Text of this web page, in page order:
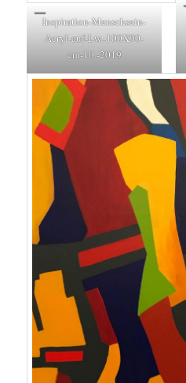
Inspiration-Menschsein-
Acryl-auf-Lw.-100X90-
cm-10.-2019